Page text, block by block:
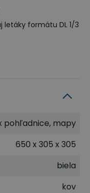
formátu DL 1/3
pohľadnice, mapy
650 x 305 x 305
biela
kov